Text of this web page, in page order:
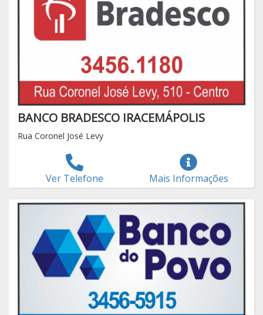
BANCO BRADESCO IRACEMÁPOLIS
Rua Coronel José Levy
Ver Telefone Mais Informações